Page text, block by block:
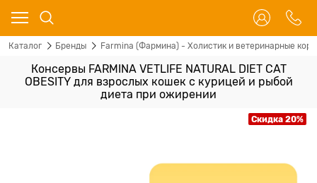
Каталог Бренды Farmina (Фармина) - Холистик и ветеринарные
Консервы FARMINA VETLIFE NATURAL DIET CAT
OBESITY для взрослых кошек с курицей и рыбой
диета при ожирении
Скидка 20%